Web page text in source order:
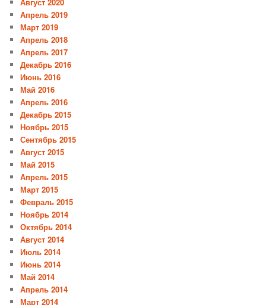
Апрель 2019
Март 2019
Апрель 2018
Апрель 2017
Декабрь 2016
Июнь 2016
Май 2016
Апрель 2016
Декабрь 2015
Ноябрь 2015
Сентябрь 2015
Август 2015
Май 2015
Апрель 2015
Март 2015
Февраль 2015
Ноябрь 2014
Октябрь 2014
Август 2014
Июль 2014
Июнь 2014
Май 2014
Апрель 2014
Март 2014